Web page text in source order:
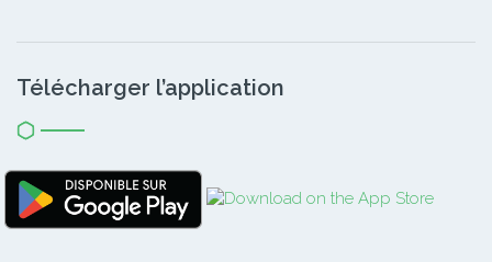
Télécharger l’application